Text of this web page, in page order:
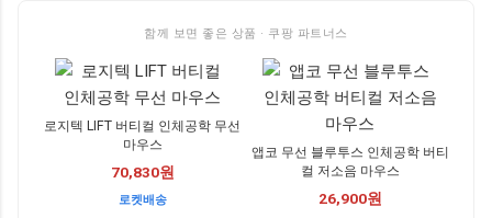
함께 보면 좋은 상품 · 쿠팡 파트너스
로지텍 LIFT 버티컬 인체공학 무선
마우스
70,830원
로켓배송
앱코 무선 블루투스 인체공학 버티
컬 저소음 마우스
26,900원